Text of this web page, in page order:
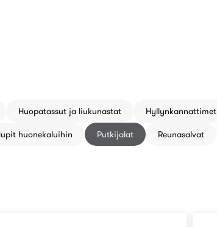
Huopatassut ja liukunastat Hyllynkannattimet
huonekaluihin Putkijalat Reunasalvat